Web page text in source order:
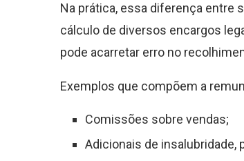
Na prática, essa diferença entre
cálculo de diversos encargos
pode acarretar erro no
Exemplos que compõem a
Comissões sobre vendas;
Adicionais de insalubridade,